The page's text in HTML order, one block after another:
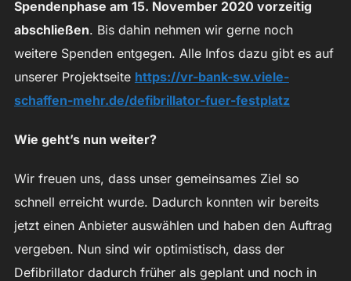
Spendenphase am 15. November 2020 vorzeitig
abschließen. Bis dahin nehmen wir gerne noch
weitere Spenden entgegen. Alle Infos dazu gibt es auf
unserer Projektseite https://vr-bank-sw.viele-
schaffen-mehr.de/defibrillator-fuer-festplatz
Wie geht’s nun weiter?
Wir freuen uns, dass unser gemeinsames Ziel so
schnell erreicht wurde. Dadurch konnten wir bereits
jetzt einen Anbieter auswählen und haben den Auftrag
vergeben. Nun sind wir optimistisch, dass der
Defibrillator dadurch früher als geplant und noch in